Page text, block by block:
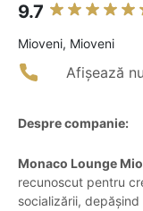
9.7
Mioveni, Mioveni
Afișează
Despre companie:
Monaco Lounge
recunoscut pentru
socializării,